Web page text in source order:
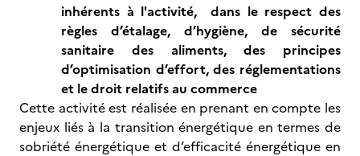
inhérents à l'activité, dans le respect des
règles d’étalage, d’hygiène, de sécurité
sanitaire des aliments, des principes
d’optimisation d’effort, des réglementations
et le droit relatifs au commerce
Cette activité est réalisée en prenant en compte les
enjeux liés à la transition énergétique en termes de
sobriété énergétique et d’efficacité énergétique en